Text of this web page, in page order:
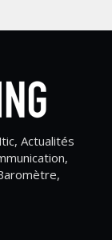
Actualités